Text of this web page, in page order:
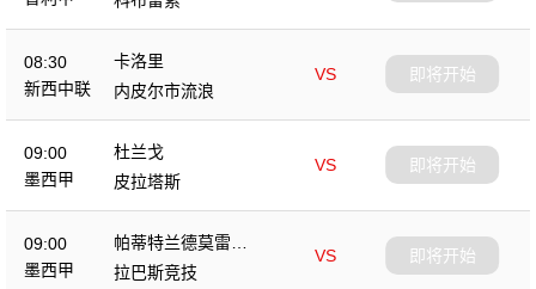
08:30
新西中联
卡洛里
VS
内皮尔市流浪
即将开始
09:00
墨西甲
杜兰戈
VS
皮拉塔斯
即将开始
09:00
墨西甲
帕蒂特兰德莫雷洛
斯
VS
拉巴斯竞技
即将开始